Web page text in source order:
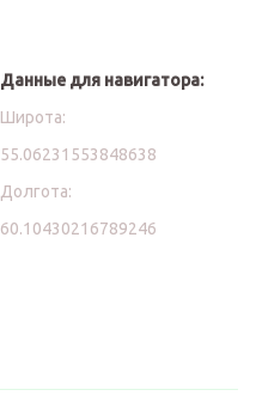
Данные для навигатора:
Широта:
55.06231553848638
Долгота:
60.10430216789246